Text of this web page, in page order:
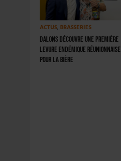
ACTUS, BRASSERIES
Dalons découvre une première
levure endémique réunionnaise
pour la bière